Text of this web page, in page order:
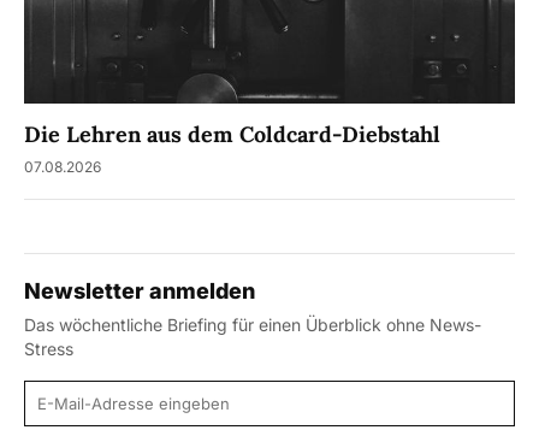
Die Lehren aus dem Coldcard-Diebstahl
07.08.2026
Newsletter anmelden
Das wöchentliche Briefing für einen Überblick ohne News-
Stress
E-Mail-Adresse